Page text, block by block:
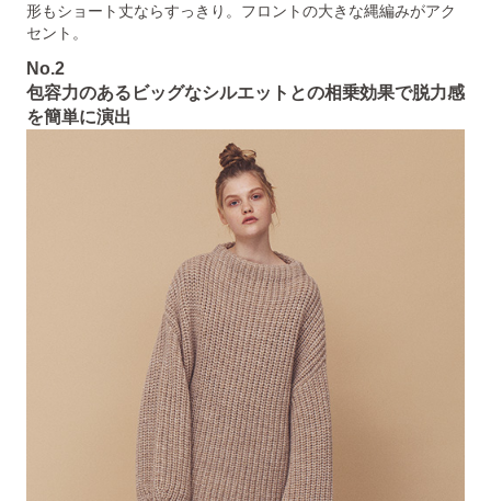
形もショート丈ならすっきり。フロントの大きな縄編みがアク
セント。
No.2
包容力のあるビッグなシルエットとの相乗効果で脱力感
を簡単に演出